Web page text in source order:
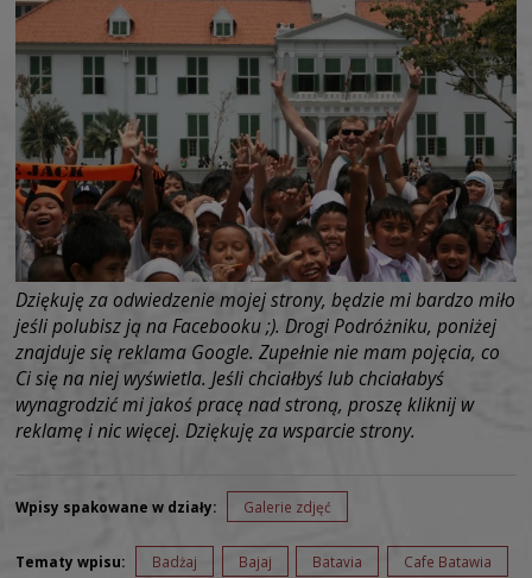
Dziękuję za odwiedzenie mojej strony, będzie mi bardzo miło
jeśli polubisz ją na Facebooku ;). Drogi Podróżniku, poniżej
znajduje się reklama Google. Zupełnie nie mam pojęcia, co
Ci się na niej wyświetla. Jeśli chciałbyś lub chciałabyś
wynagrodzić mi jakoś pracę nad stroną, proszę kliknij w
reklamę i nic więcej. Dziękuję za wsparcie strony.
Wpisy spakowane w działy: Galerie zdjęć
Tematy wpisu: Badżaj Bajaj Batavia Cafe Batawia